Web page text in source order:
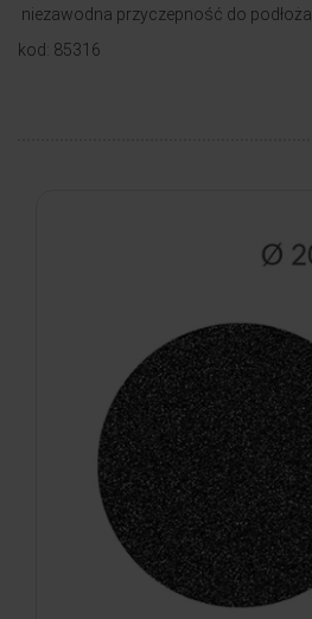
niezawodna przyczepność do podłoża
kod: 85316